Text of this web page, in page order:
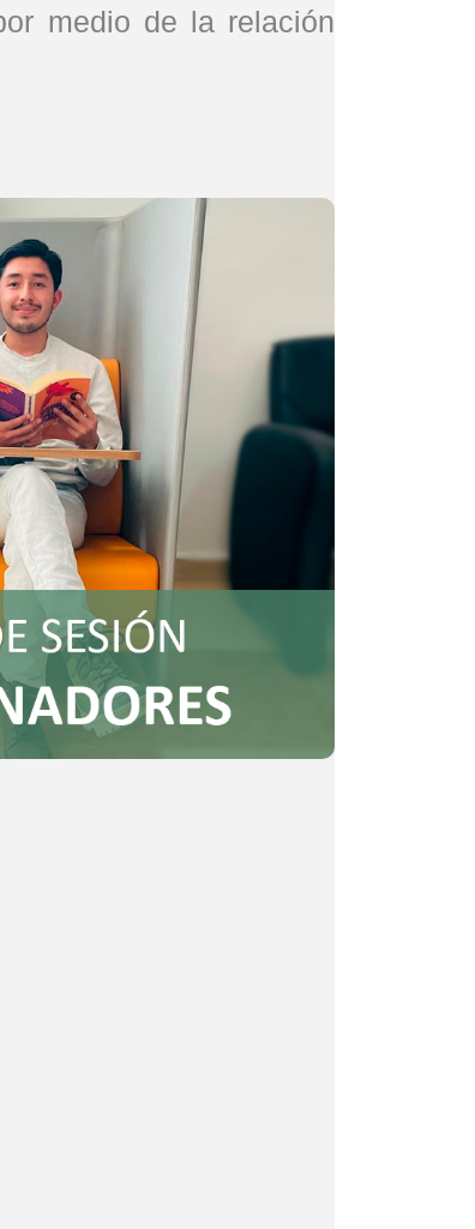
medio de la relación